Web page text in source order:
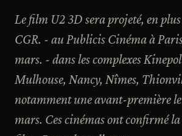
Le film U2 3D sera projeté, en
CGR. - au Publicis Cinéma à
mars. - dans les complexes
Mulhouse, Nancy, Nîmes,
notamment une avant-première le
mars. Ces cinémas ont confirmé